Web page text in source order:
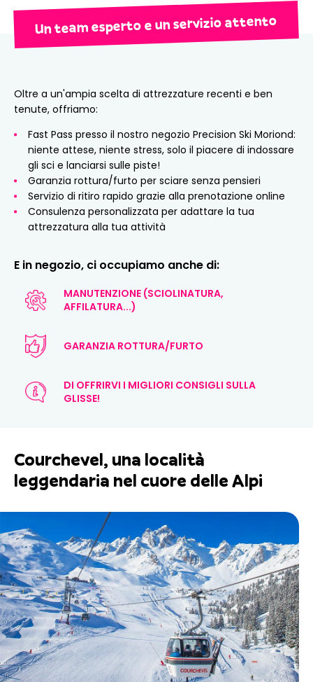
Un team esperto e un servizio attento
Oltre a un'ampia scelta di attrezzature recenti e ben
tenute, offriamo:
Fast Pass presso il nostro negozio Precision Ski Moriond:
niente attese, niente stress, solo il piacere di indossare
gli sci e lanciarsi sulle piste!
Garanzia rottura/furto per sciare senza pensieri
Servizio di ritiro rapido grazie alla prenotazione online
Consulenza personalizzata per adattare la tua
attrezzatura alla tua attività
E in negozio, ci occupiamo anche di:
MANUTENZIONE (SCIOLINATURA,
AFFILATURA...)
GARANZIA ROTTURA/FURTO
DI OFFRIRVI I MIGLIORI CONSIGLI SULLA
GLISSE!
Courchevel, una località
leggendaria nel cuore delle Alpi